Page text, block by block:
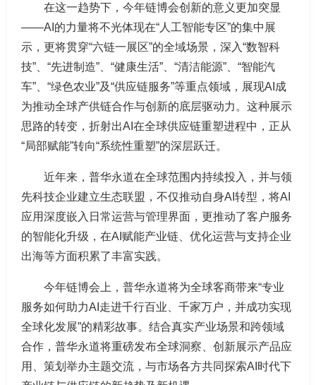
在这一趋势下，今年链博会创新的意义更加突显
——AI的力量将不光体现在“人工智能专区”的集中展
示，更将贯穿“六链一展区”的全域场景，深入“数智科
技”、“先进制造”、“健康生活”、“清洁能源”、“智能汽
车”、“绿色农业”及“供应链服务”等重点领域，展现AI成
为推动全球产供链合作与创新的底层驱动力。这种展示
思路的转变，折射出AI在全球供应链重塑进程中，正从
“局部赋能”转向“系统性重塑”的深层跃迁。
近年来，普华永道在全球范围内持续投入，并与领
先科技企业建立生态联盟，不仅推动自身AI转型，将AI
应用深度嵌入日常运营与管理界面，更推动了客户服务
的智能化升级，在AI赋能产业链、优化运营与支持企业
出海等方面积累了丰富实践。
今年链博会上，普华永道将为全球客商带来“专业
服务如何助力AI走进千行百业、千家万户，并成功实现
全球化发展”的精彩故事。结合真实产业场景和跨领域
合作，普华永道将重磅发布全球洞察、创新展示产品应
用、策划举办主题交流，与市场各方共同探索AI时代下